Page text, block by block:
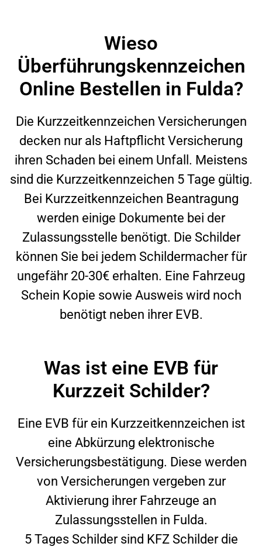
Wieso
Überführungskennzeichen
Online Bestellen in Fulda?
Die Kurzzeitkennzeichen Versicherungen
decken nur als Haftpflicht Versicherung
ihren Schaden bei einem Unfall. Meistens
sind die Kurzzeitkennzeichen 5 Tage gültig.
Bei Kurzzeitkennzeichen Beantragung
werden einige Dokumente bei der
Zulassungsstelle benötigt. Die Schilder
können Sie bei jedem Schildermacher für
ungefähr 20-30€ erhalten. Eine Fahrzeug
Schein Kopie sowie Ausweis wird noch
benötigt neben ihrer EVB.
Was ist eine EVB für
Kurzzeit Schilder?
Eine EVB für ein Kurzzeitkennzeichen ist
eine Abkürzung elektronische
Versicherungsbestätigung. Diese werden
von Versicherungen vergeben zur
Aktivierung ihrer Fahrzeuge an
Zulassungsstellen in Fulda.
5 Tages Schilder sind KFZ Schilder die